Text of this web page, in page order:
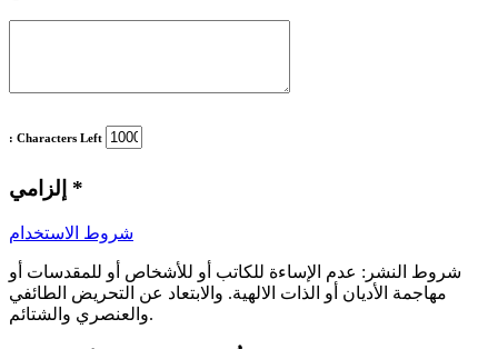
: Characters Left
*
شروط الاستخدام
شروط النشر: عدم الإساءة للكاتب أو للأشخاص أو للمقدسات أو
مهاجمة الأديان أو الذات الالهية. والابتعاد عن التحريض الطائفي
والعنصري والشتائم.